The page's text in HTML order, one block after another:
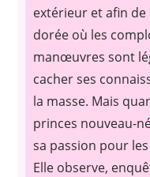
extérieur et afin
dorée où les
manœuvres sont
cacher ses
la masse. Mais
princes nouveau-
sa passion pour
Elle observe,